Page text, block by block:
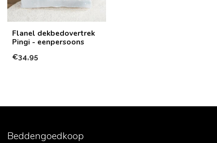
Flanel dekbedovertrek
Pingi - eenpersoons
€34,95
Beddengoedkoop